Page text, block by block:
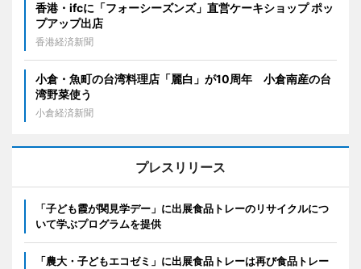
香港・ifcに「フォーシーズンズ」直営ケーキショップ ポッ
プアップ出店
香港経済新聞
小倉・魚町の台湾料理店「麗白」が10周年 小倉南産の台
湾野菜使う
小倉経済新聞
プレスリリース
「子ども霞が関見学デー」に出展食品トレーのリサイクルにつ
いて学ぶプログラムを提供
「農大・子どもエコゼミ」に出展食品トレーは再び食品トレー